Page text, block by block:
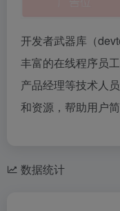
开发者武器库（
丰富的在线程序员
产品经理等技术人
和资源，帮助用户
数据统计